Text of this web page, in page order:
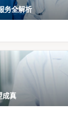
务全解析
成真